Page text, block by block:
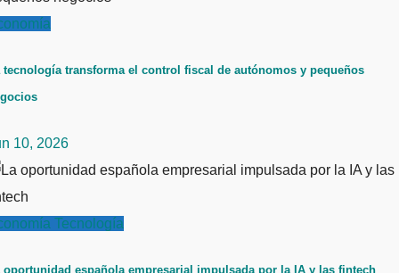
tecnología transforma el control fiscal de autónomos y pequeños
10, 2026
Tecnología
oportunidad española empresarial impulsada por la IA y las fintech